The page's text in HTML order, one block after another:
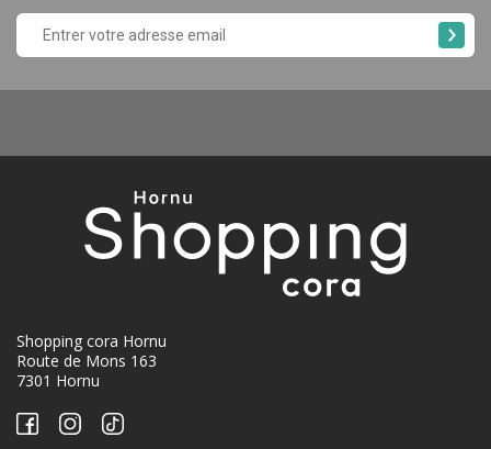
Shopping cora Hornu
Route de Mons 163
7301 Hornu